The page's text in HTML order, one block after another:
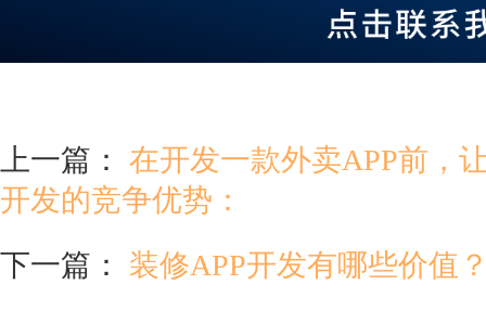
上一篇： 在开发一款外卖APP前，
开发的竞争优势：
下一篇： 装修APP开发有哪些价值